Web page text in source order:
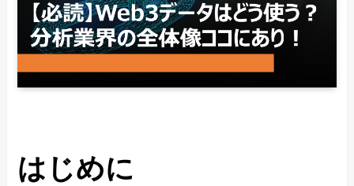
はじめに